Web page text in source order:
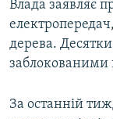
Влада заявляє
дерева.
заблокованими
За останній